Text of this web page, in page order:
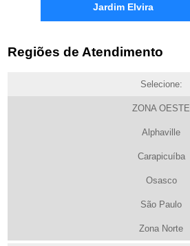
Jardim Elvira
Regiões de Atendimento
Selecione:
ZONA OESTE
Alphaville
Carapicuíba
Osasco
São Paulo
Zona Norte